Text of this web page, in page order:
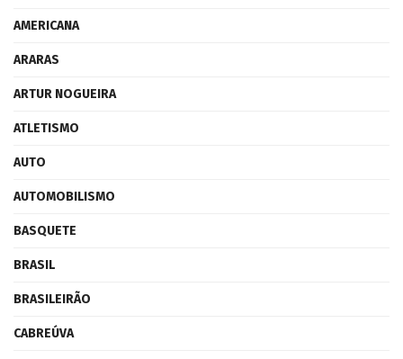
AMERICANA
ARARAS
ARTUR NOGUEIRA
ATLETISMO
AUTO
AUTOMOBILISMO
BASQUETE
BRASIL
BRASILEIRÃO
CABREÚVA